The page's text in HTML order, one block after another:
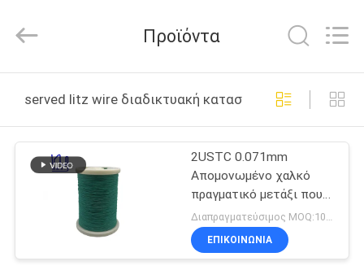
ΠΡΟΪΌΝΤΑ
ΒΊΝΤΕΟ
ΠΕΡΊΠΟΥ
Material
Co,.Ltd.
Reserved.
Προϊόντα
served litz wire διαδικτυακή κατασκευή
2USTC 0.071mm
Απομονωμένο χαλκό
πραγματικό μετάξι που
εξυπηρετεί το σύρμα
Litz για επικάλυψη
Διαπραγματεύσιμος MOQ:10 κιλά
ΕΠΙΚΟΙΝΩΝΙΑ